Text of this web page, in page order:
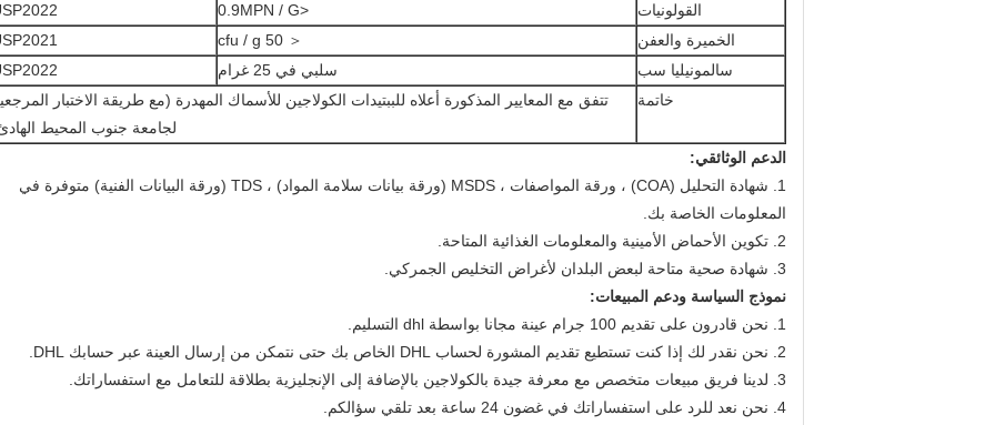
القولونيات
<0.9MPN / G
الخميرة والعفن
＜ 50 cfu / g
سالمونيليا سب
سلبي في 25 غرام
خاتمة
تتفق مع المعايير المذكورة أعلاه للببتيدات الكولاجين للأسماك المهدرة (مع طريقة الاختبار
لجامعة جنوب المحيط
الدعم الوثائقي:
1. شهادة التحليل (COA) ، ورقة المواصفات ، MSDS (ورقة بيانات سلامة المواد) ، TDS (ورقة البيانات الفنية) متوفرة في
المعلومات الخاصة بك.
2. تكوين الأحماض الأمينية والمعلومات الغذائية المتاحة.
3. شهادة صحية متاحة لبعض البلدان لأغراض التخليص الجمركي.
نموذج السياسة ودعم المبيعات:
1. نحن قادرون على تقديم 100 جرام عينة مجانا بواسطة dhl التسليم.
2. نحن نقدر لك إذا كنت تستطيع تقديم المشورة لحساب DHL الخاص بك حتى نتمكن من إرسال العينة عبر حسابك DHL.
3. لدينا فريق مبيعات متخصص مع معرفة جيدة بالكولاجين بالإضافة إلى الإنجليزية بطلاقة للتعامل مع استفساراتك.
4. نحن نعد للرد على استفساراتك في غضون 24 ساعة بعد تلقي سؤالكم.